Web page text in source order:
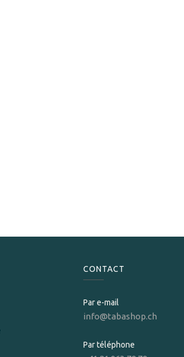
CONTACT
Par e-mail
info@tabashop.ch
Par téléphone